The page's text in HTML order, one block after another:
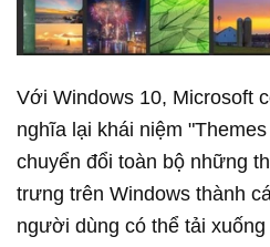
Với Windows 10, Microsoft
nghĩa lại khái niệm
chuyển đổi toàn bộ những
trưng trên Windows thành
người dùng có thể tải